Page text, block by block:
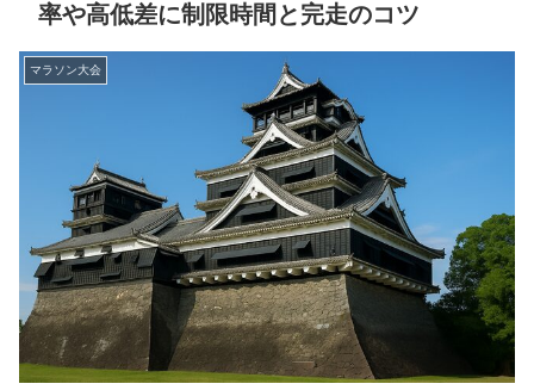
率や高低差に制限時間と完走のコツ
マラソン大会